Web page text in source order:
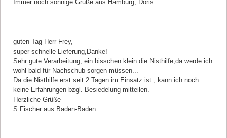
Immer noch sonnige Grüße aus Hamburg, Doris
guten Tag Herr Frey,
super schnelle Lieferung,Danke!
Sehr gute Verarbeitung, ein bisschen klein die Nisthilfe,da werde ich
wohl bald für Nachschub sorgen müssen...
Da die Nisthilfe erst seit 2 Tagen im Einsatz ist , kann ich noch
keine Erfahrungen bzgl. Besiedelung mitteilen.
Herzliche Grüße
S.Fischer aus Baden-Baden